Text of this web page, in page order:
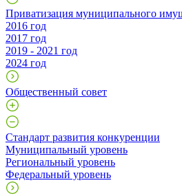
Приватизация муниципального
2016 год
2017 год
2019 - 2021 год
2024 год
Общественный совет
Стандарт развития конкуренции
Муниципальный уровень
Региональный уровень
Федеральный уровень